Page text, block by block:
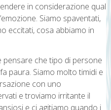
in considerazione qual
Siamo spaventati,
eccitati, cosa abbiamo in
che tipo di persone
paura. Siamo molto timidi e
con uno
e troviamo irritante il
e ci agitiamo quando i